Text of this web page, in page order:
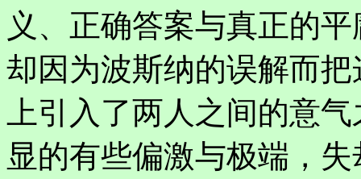
义、正确答案与真正的
却因为波斯纳的误解而
上引入了两人之间的意
显的有些偏激与极端，